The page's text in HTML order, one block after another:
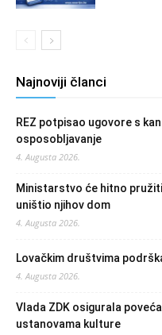
Najnoviji članci
REZ potpisao ugovore s
osposobljavanje
4. Augusta 2026.
Ministarstvo će hitno
uništio njihov dom
4. Augusta 2026.
Lovačkim društvima
4. Augusta 2026.
Vlada ZDK osigurala
ustanovama kulture